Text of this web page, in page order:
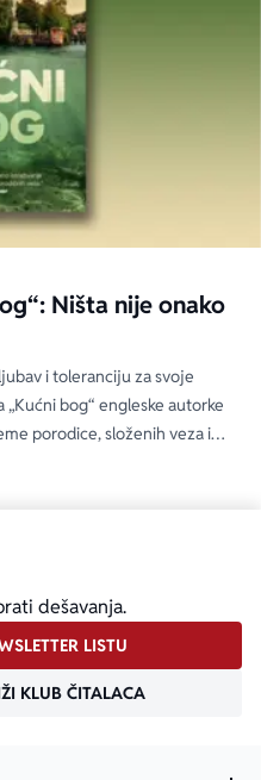
Ništa nije onako
i toleranciju za svoje
bog“ engleske autorke
porodice, složenih veza i
dešavanja.
LISTU
KLUB ČITALACA